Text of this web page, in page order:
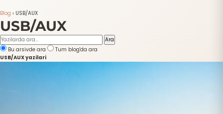
Blog › USB/AUX
USB/AUX
Ara
Bu arsivde ara
Tum blog'da ara
USB/AUX yazilari